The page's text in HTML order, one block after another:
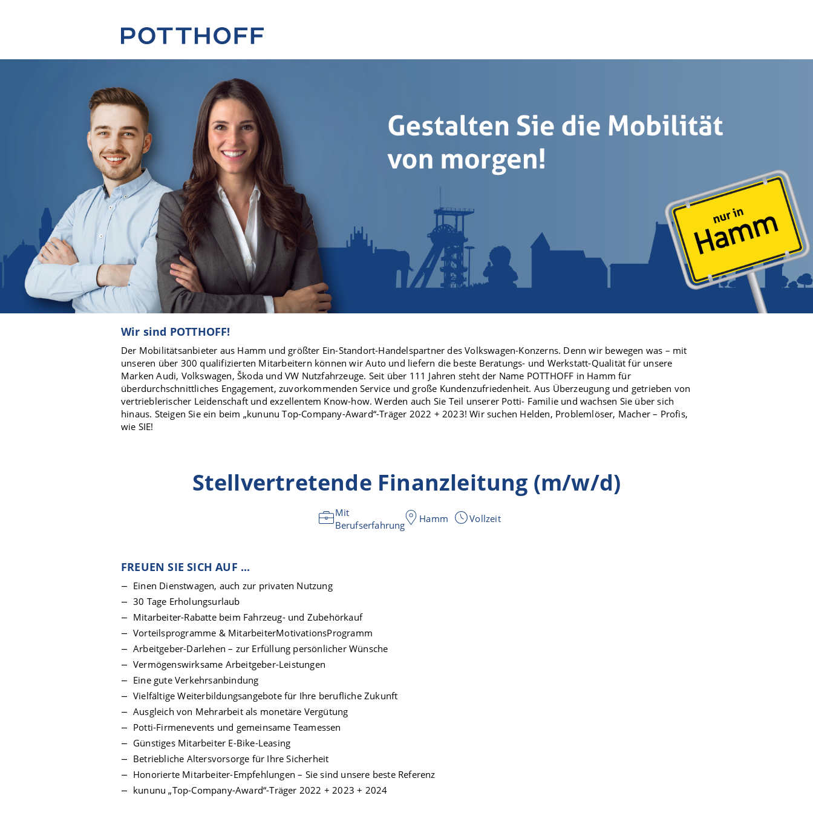
Wir sind POTTHOFF!
Der Mobilitätsanbieter aus Hamm und größter Ein-Standort-Handelspartner des Volkswagen-Konzerns. Denn wir bewegen was – mit
unseren über 300 qualifizierten Mitarbeitern können wir Auto und liefern die beste Beratungs- und Werkstatt-Qualität für unsere
Marken Audi, Volkswagen, Škoda und VW Nutzfahrzeuge. Seit über 111 Jahren steht der Name POTTHOFF in Hamm für
überdurchschnittliches Engagement, zuvorkommenden Service und große Kundenzufriedenheit. Aus Überzeugung und getrieben von
vertrieblerischer Leidenschaft und exzellentem Know-how. Werden auch Sie Teil unserer Potti- Familie und wachsen Sie über sich
hinaus. Steigen Sie ein beim „kununu Top-Company-Award“-Träger 2022 + 2023! Wir suchen Helden, Problemlöser, Macher – Profis,
wie SIE!
Stellvertretende Finanzleitung (m/w/d)
Mit
Berufserfahrung
Hamm Vollzeit
FREUEN SIE SICH AUF ...
Einen Dienstwagen, auch zur privaten Nutzung
30 Tage Erholungsurlaub
Mitarbeiter-Rabatte beim Fahrzeug- und Zubehörkauf
Vorteilsprogramme & MitarbeiterMotivationsProgramm
Arbeitgeber-Darlehen – zur Erfüllung persönlicher Wünsche
Vermögenswirksame Arbeitgeber-Leistungen
Eine gute Verkehrsanbindung
Vielfältige Weiterbildungsangebote für Ihre berufliche Zukunft
Ausgleich von Mehrarbeit als monetäre Vergütung
Potti-Firmenevents und gemeinsame Teamessen
Günstiges Mitarbeiter E-Bike-Leasing
Betriebliche Altersvorsorge für Ihre Sicherheit
Honorierte Mitarbeiter-Empfehlungen – Sie sind unsere beste Referenz
kununu „Top-Company-Award“-Träger 2022 + 2023 + 2024